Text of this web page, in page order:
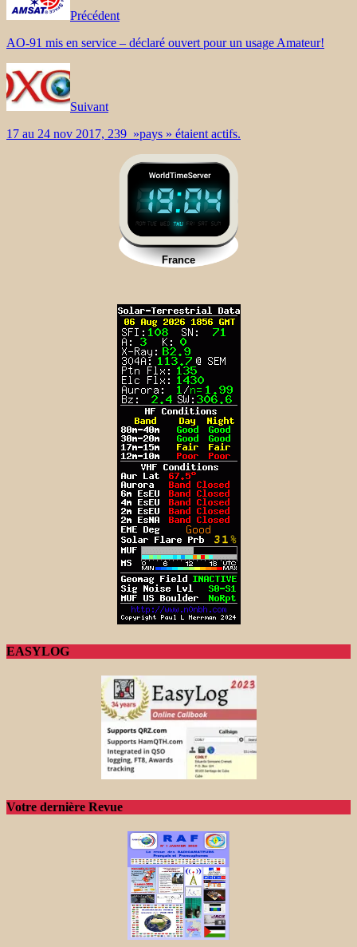
Précédent
AO-91 mis en service – déclaré ouvert pour un usage Amateur!
Suivant
17 au 24 nov 2017, 239 »pays » étaient actifs.
EASYLOG
Votre dernière Revue